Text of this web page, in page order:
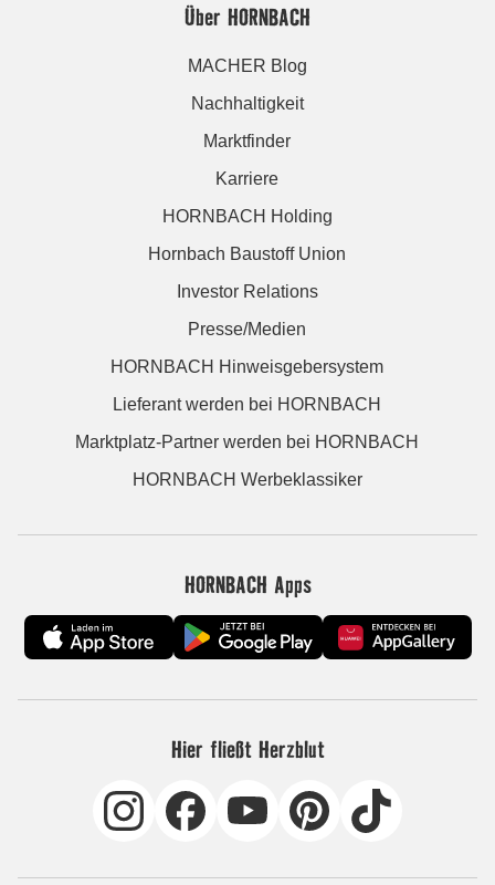
Über HORNBACH
MACHER Blog
Nachhaltigkeit
Marktfinder
Karriere
HORNBACH Holding
Hornbach Baustoff Union
Investor Relations
Presse/Medien
HORNBACH Hinweisgebersystem
Lieferant werden bei HORNBACH
Marktplatz-Partner werden bei HORNBACH
HORNBACH Werbeklassiker
HORNBACH Apps
Hier fließt Herzblut